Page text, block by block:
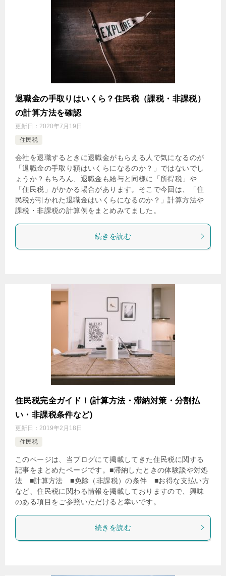
退職金の手取りはいくら？住民税（課税・非課税）
の計算方法を確認
更新日： 2020年7月19日
住民税
会社を退職するときに退職金がもらえる人で気になるのが
「退職金の手取り額はいくらになるのか？」ではないでし
ょうか？もちろん、退職金も給与と同様に「所得税」や
「住民税」がかかる場合があります。そこで今回は、「住
民税が引かれた退職金はいくらになるのか？」計算方法や
課税・非課税の計算例をまとめみてました。
続きを読む
住民税完全ガイド！(計算方法・滞納対策・分割払
い・非課税条件など)
更新日： 2019年2月18日
住民税
このページは、当ブログにて掲載してきた住民税に関する
記事をまとめたページです。■滞納したときの体験談や対処
法 ■計算方法 ■免除（非課税）の条件 ■お得な支払い方
など、住民税に関わる情報を掲載しておりますので、興味
のある項目をご参照いただけると幸いです。
続きを読む